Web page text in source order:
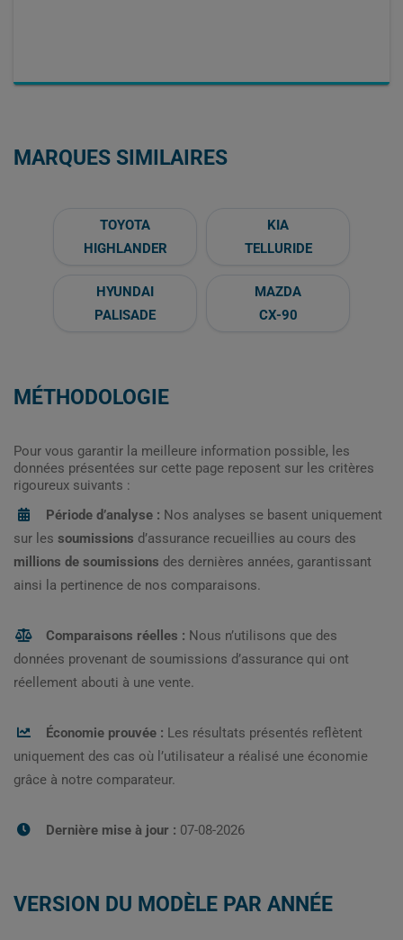
MARQUES SIMILAIRES
TOYOTA
HIGHLANDER
KIA
TELLURIDE
HYUNDAI
PALISADE
MAZDA
CX-90
MÉTHODOLOGIE
Pour vous garantir la meilleure information possible, les
données présentées sur cette page reposent sur les critères
rigoureux suivants :
Période d’analyse : Nos analyses se basent uniquement
sur les soumissions d’assurance recueillies au cours des
millions de soumissions des dernières années, garantissant
ainsi la pertinence de nos comparaisons.
Comparaisons réelles : Nous n’utilisons que des
données provenant de soumissions d’assurance qui ont
réellement abouti à une vente.
Économie prouvée : Les résultats présentés reflètent
uniquement des cas où l’utilisateur a réalisé une économie
grâce à notre comparateur.
Dernière mise à jour : 07-08-2026
VERSION DU MODÈLE PAR ANNÉE